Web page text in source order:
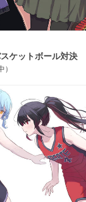
スケットボール対決
）